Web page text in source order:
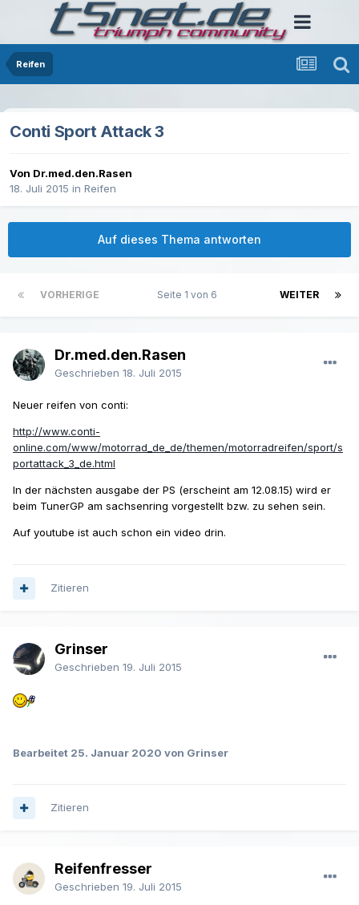
Reifen
Conti Sport Attack 3
Von Dr.med.den.Rasen
18. Juli 2015 in Reifen
Auf dieses Thema antworten
VORHERIGE WEITER
Seite 1 von 6
Dr.med.den.Rasen
Geschrieben 18. Juli 2015
Neuer reifen von conti:
http://www.conti-
online.com/www/motorrad_de_de/themen/motorradreifen/sport/s
portattack_3_de.html
In der nächsten ausgabe der PS (erscheint am 12.08.15) wird er
beim TunerGP am sachsenring vorgestellt bzw. zu sehen sein.
Auf youtube ist auch schon ein video drin.
Zitieren
Grinser
Geschrieben 19. Juli 2015
Bearbeitet 25. Januar 2020 von Grinser
Zitieren
Reifenfresser
Geschrieben 19. Juli 2015